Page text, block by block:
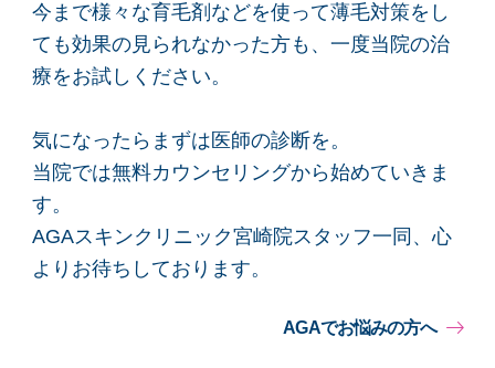
今まで様々な育毛剤などを使って薄毛対策をし
ても効果の見られなかった方も、一度当院の治
療をお試しください。
気になったらまずは医師の診断を。
当院では無料カウンセリングから始めていきま
す。
AGAスキンクリニック宮崎院スタッフ一同、心
よりお待ちしております。
AGAでお悩みの方へ